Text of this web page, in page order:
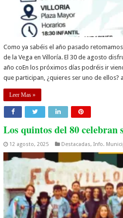
Como ya sabéis el año pasado
de la Vega en Villoría. El 30 de agosto
año coEn los próximos días podréis ir
que participan, ¿quieres ser uno de ellos?
Leer Mas »
Los quintos del 80 celebran
12 agosto, 2025 Destacadas,Info.